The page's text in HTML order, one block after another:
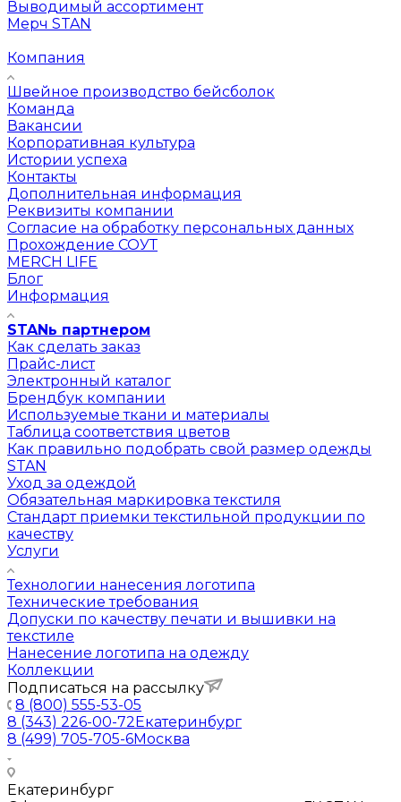
Выводимый ассортимент
Мерч STAN
Компания
Швейное производство бейсболок
Команда
Вакансии
Корпоративная культура
Истории успеха
Контакты
Дополнительная информация
Реквизиты компании
Согласие на обработку персональных данных
Прохождение СОУТ
MERCH LIFE
Блог
Информация
STANь партнером
Как сделать заказ
Прайс-лист
Электронный каталог
Брендбук компании
Используемые ткани и материалы
Таблица соответствия цветов
Как правильно подобрать свой размер одежды
STAN
Уход за одеждой
Обязательная маркировка текстиля
Стандарт приемки текстильной продукции по
качеству
Услуги
Технологии нанесения логотипа
Технические требования
Допуски по качеству печати и вышивки на
текстиле
Нанесение логотипа на одежду
Коллекции
Подписаться на рассылку
8 (800) 555-53-05
8 (343) 226-00-72Екатеринбург
8 (499) 705-705-6Москва
Екатеринбург